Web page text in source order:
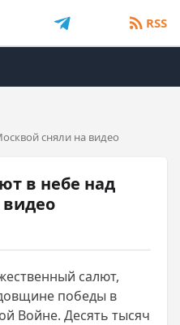
RSS
сняли на видео
в небе над
салют,
победы в
Войне. Десять тысяч